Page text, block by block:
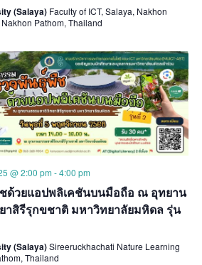
(Salaya) Faculty of ICT, Salaya, Nakhon
Pathom, Thailand
@ 2:00 pm -4:00 pm
ด้วยแอปพลิเคชันบนมือถือ ณ อุทยาน
าสิรีรุกขชาติ มหาวิทยาลัยมหิดล รุ่น
(Salaya)Sireeruckhachati Nature Learning
Thailand